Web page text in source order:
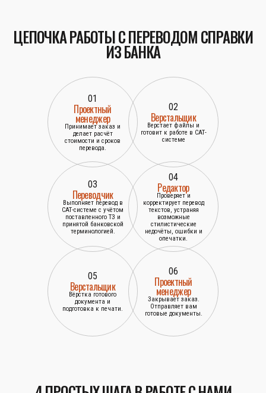
ЦЕПОЧКА РАБОТЫ С ПЕРЕВОДОМ СПРАВКИ
ИЗ БАНКА
01
Проектный
менеджер
Принимает заказ и
делает расчёт
стоимости и сроков
перевода.
02
Верстальщик
Верстает файлы и
готовит к работе в САТ-
системе
03
Переводчик
Выполняет перевод в
САТ-системе с учётом
поставленного ТЗ и
принятой банковской
терминологией.
04
Редактор
Проверяет и
корректирует перевод
текстов, устраняя
возможные
стилистические
недочёты, ошибки и
опечатки.
05
Верстальщик
Вёрстка готового
документа и
подготовка к печати.
06
Проектный
менеджер
Закрывает заказ.
Отправляет вам
готовые документы.